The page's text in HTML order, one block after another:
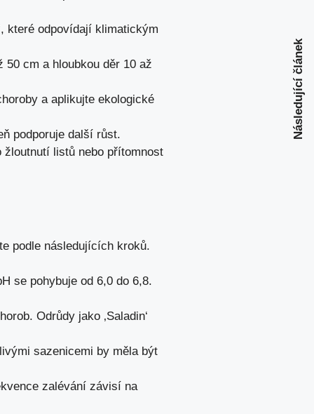
které odpovídají klimatickým
cm a hloubkou děr 10 až
a aplikujte ekologické
podporuje další růst.
listů nebo přítomnost
podle následujících kroků.
se pohybuje od 6,0 do 6,8.
Odrůdy jako ‚Saladin‘
sazenicemi by měla být
zalévání závisí na
Následující článek